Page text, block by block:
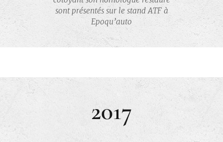
sont présentés sur le stand ATF à
Epoqu’auto
2017